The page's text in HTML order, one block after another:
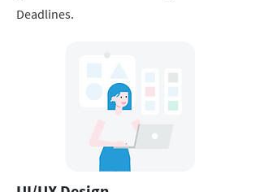
Deadlines.